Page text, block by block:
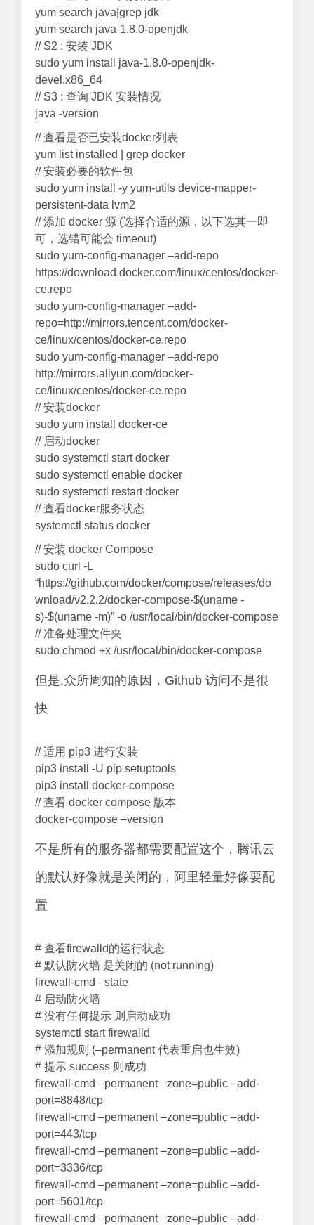
yum search java|grep jdk
yum search java-1.8.0-openjdk
// S2 : 安装 JDK
sudo yum install java-1.8.0-openjdk-
devel.x86_64
// S3 : 查询 JDK 安装情况
java -version
// 查看是否已安装docker列表
yum list installed | grep docker
// 安装必要的软件包
sudo yum install -y yum-utils device-mapper-
persistent-data lvm2
// 添加 docker 源 (选择合适的源，以下选其一即
可，选错可能会 timeout)
sudo yum-config-manager –add-repo
https://download.docker.com/linux/centos/docker-
ce.repo
sudo yum-config-manager –add-
repo=http://mirrors.tencent.com/docker-
ce/linux/centos/docker-ce.repo
sudo yum-config-manager –add-repo
http://mirrors.aliyun.com/docker-
ce/linux/centos/docker-ce.repo
// 安装docker
sudo yum install docker-ce
// 启动docker
sudo systemctl start docker
sudo systemctl enable docker
sudo systemctl restart docker
// 查看docker服务状态
systemctl status docker
// 安装 docker Compose
sudo curl -L
“https://github.com/docker/compose/releases/do
wnload/v2.2.2/docker-compose-$(uname -
s)-$(uname -m)” -o /usr/local/bin/docker-compose
// 准备处理文件夹
sudo chmod +x /usr/local/bin/docker-compose
但是,众所周知的原因，Github 访问不是很
快
// 适用 pip3 进行安装
pip3 install -U pip setuptools
pip3 install docker-compose
// 查看 docker compose 版本
docker-compose –version
不是所有的服务器都需要配置这个，腾讯云
的默认好像就是关闭的，阿里轻量好像要配
置
# 查看firewalld的运行状态
# 默认防火墙 是关闭的 (not running)
firewall-cmd –state
# 启动防火墙
# 没有任何提示 则启动成功
systemctl start firewalld
# 添加规则 (–permanent 代表重启也生效)
# 提示 success 则成功
firewall-cmd –permanent –zone=public –add-
port=8848/tcp
firewall-cmd –permanent –zone=public –add-
port=443/tcp
firewall-cmd –permanent –zone=public –add-
port=3336/tcp
firewall-cmd –permanent –zone=public –add-
port=5601/tcp
firewall-cmd –permanent –zone=public –add-